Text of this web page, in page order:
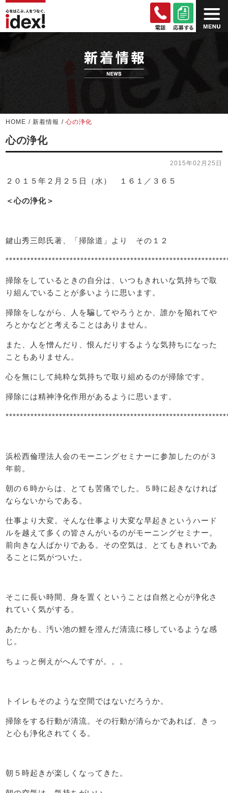
HOME /新着情報 /心の浄化
心の浄化
2015年02月25日
２０１５年２月２５日（水） １６１／３６５
＜心の浄化＞
鍵山秀三郎氏著、「掃除道」より その１２
掃除をしているときの自分は、いつもきれいな気持ちで取
り組んでいることが多いように思います。
掃除をしながら、人を騙してやろうとか、誰かを陥れてや
ろとかなどと考えることはありません。
また、人を憎んだり、恨んだりするような気持ちになった
こともありません。
心を無にして純粋な気持ちで取り組めるのが掃除です。
掃除には精神浄化作用があるように思います。
浜松西倫理法人会のモーニングセミナーに参加したのが３
年前。
朝の６時からは、とても苦痛でした。５時に起きなければ
ならないからである。
仕事より大変。そんな仕事より大変な早起きというハード
ルを越えて多くの皆さんがいるのがモーニングセミナー。
前向きな人ばかりである。その空気は、とてもきれいであ
ることに気がついた。
そこに長い時間、身を置くということは自然と心が浄化さ
れていく気がする。
あたかも、汚い池の鯉を澄んだ清流に移しているような感
じ。
ちょっと例えがへんですが。。。
トイレもそのような空間ではないだろうか。
掃除をする行動が清流。その行動が清らかであれば、きっ
と心も浄化されてくる。
朝５時起きが楽しくなってきた。